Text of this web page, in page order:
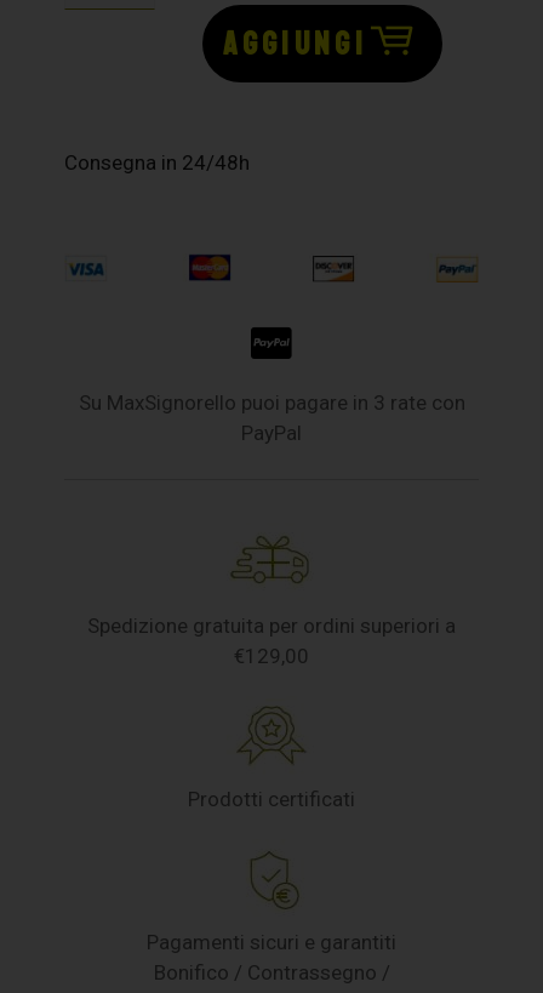
AGGIUNGI
Consegna in 24/48h
Su MaxSignorello puoi pagare in 3 rate con
PayPal
Spedizione gratuita per ordini superiori a
€129,00
Prodotti certificati
Pagamenti sicuri e garantiti
Bonifico / Contrassegno /